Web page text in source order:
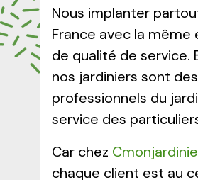
Nous implanter
France avec la même
de qualité de service.
nos jardiniers sont des
professionnels du
service des
Car chez
chaque client est au